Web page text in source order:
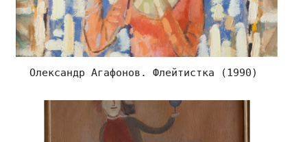
Олександр Агафонов. Флейтистка (1990)